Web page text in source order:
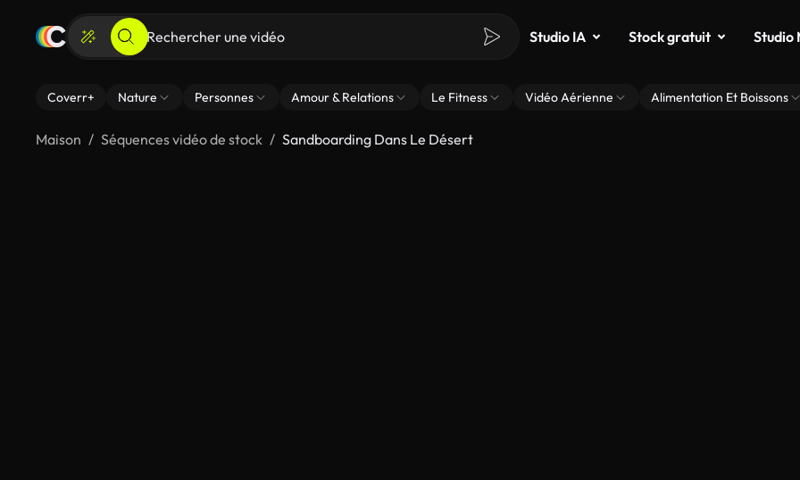
Studio IA Stock gratuit Studio
Coverr+ Nature Personnes Amour & Relations Le Fitness Vidéo Aérienne Alimentation Et Boissons
Maison Séquences vidéo de stock Sandboarding Dans Le Désert